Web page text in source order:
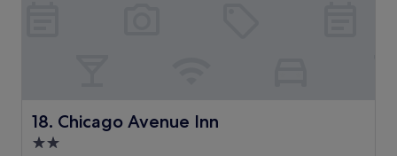
18. Chicago Avenue Inn
Chicago Avenue Inn
Hébergement